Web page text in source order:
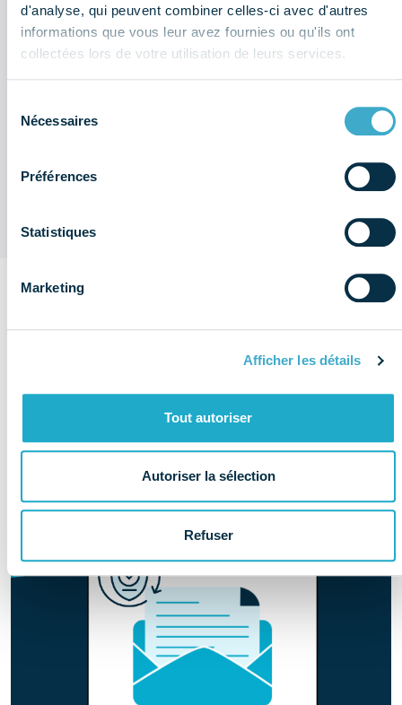
d'analyse, qui peuvent combiner celles-ci avec d'autres
informations que vous leur avez fournies ou qu'ils ont
collectées lors de votre utilisation de leurs services.
Nécessaires
Préférences
Statistiques
Marketing
Afficher les détails
Tout autoriser
Autoriser la sélection
Refuser
Newsletter réglementaire - Juillet :
& éthique
Voir plus de